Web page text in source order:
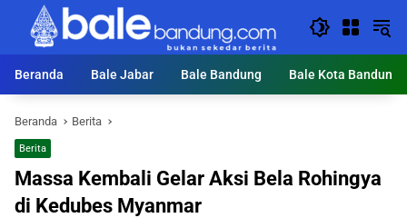
Langsung
konten
Beranda
Bale Jabar Bale Bandung Bale Kota Bandung
Beranda Berita
Berita
Massa Kembali Gelar Aksi Bela Rohingya
di Kedubes Myanmar